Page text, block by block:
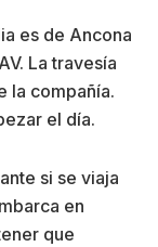
es de Ancona
La travesía
la compañía.
el día.
si se viaja
en
que